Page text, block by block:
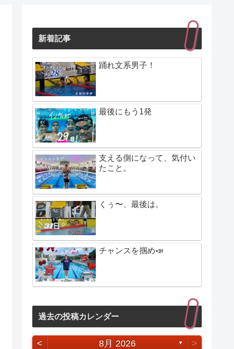
新着記事
踊れ文系男子！
最後にもう1発
支える側になって、気付い
たこと。
くぅ〜、最後は。
チャンスを掴め📣
過去の投稿カレンダー
< 8月 2026 ▼ >